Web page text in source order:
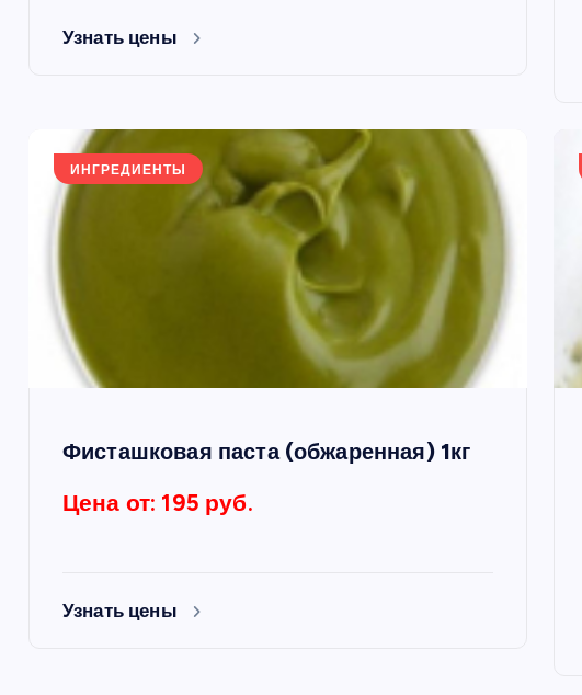
Узнать цены
ИНГРЕДИЕНТЫ
Фисташковая паста (обжаренная) 1кг
Цена от: 195 руб.
Узнать цены